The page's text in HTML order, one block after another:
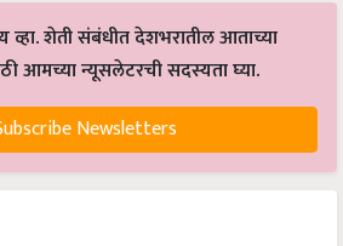
शेती संबंधीत देशभरातील आताच्या
आमच्या न्यूसलेटरची सदस्यता घ्या.
Newsletters